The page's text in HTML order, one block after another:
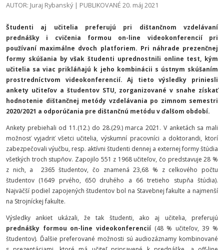
AUTOR: Juraj Rybanský | PUBLIKOVANÉ 20. máj 2021
Študenti aj učitelia preferujú pri dištančnom vzdelávaní
prednášky i cvičenia formou on-line videokonferencií pri
používaní maximálne dvoch platforiem. Pri náhrade prezenčnej
formy skúšania by však študenti uprednostnili online test, kým
učitelia sa viac prikláňajú k jeho kombinácii s ústnym skúšaním
prostredníctvom videokonferencií. Aj tieto výsledky priniesli
ankety učiteľov a študentov STU, zorganizované v snahe získať
hodnotenie dištančnej metódy vzdelávania po zimnom semestri
2020/2021 a odporúčania pre dištančnú metódu v ďalšom období.
Ankety prebiehali od 11.(12.) do 28.(29.) marca 2021. V anketách sa mali
možnosť vyjadriť všetci učitelia, výskumní pracovníci a doktorandi, ktorí
zabezpečovali výučbu, resp. aktívni študenti dennej a externej formy štúdia
všetkých troch stupňov. Zapojilo 551 z 1968 učiteľov, čo predstavuje 28 %
z nich, a
2365 študentov, čo znamená 23,68 % z celkového počtu
študentov (1649 prvého, 650 druhého a 66 tretieho stupňa štúdia).
Najväčší podiel zapojených študentov bol na Stavebnej fakulte a najmenší
na Strojníckej fakulte.
Výsledky ankiet ukázali, že tak študenti, ako aj učitelia, preferujú
prednášky formou on-line videokonferencií(48 % učiteľov, 39 %
študentov). Ďalšie preferované možnosti sú audiozáznamy kombinované